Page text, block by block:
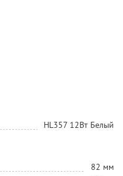
HL357 12Вт Белый
82 мм